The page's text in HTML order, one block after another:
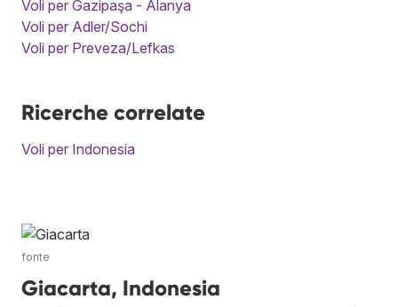
Voli per Gazipaşa - Alanya
Voli per Adler/Sochi
Voli per Preveza/Lefkas
Ricerche correlate
Voli per Indonesia
fonte
Giacarta, Indonesia